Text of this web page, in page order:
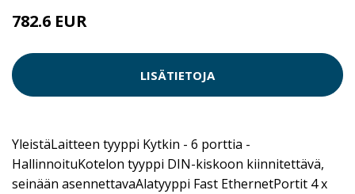
782.6 EUR
LISÄTIETOJA
YleistäLaitteen tyyppi Kytkin - 6 porttia -
HallinnoituKotelon tyyppi DIN-kiskoon kiinnitettävä,
seinään asennettavaAlatyyppi Fast EthernetPortit 4 x